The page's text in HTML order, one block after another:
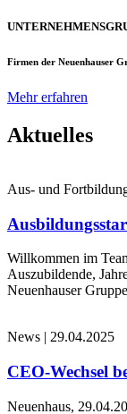
Firmen der Neuenhauser
Mehr erfahren
Aktuelles
Aus- und
Willkommen im
Auszubildende,
Neuenhauser
News | 29.04.2025
CEO-Wechsel
Neuenhaus,